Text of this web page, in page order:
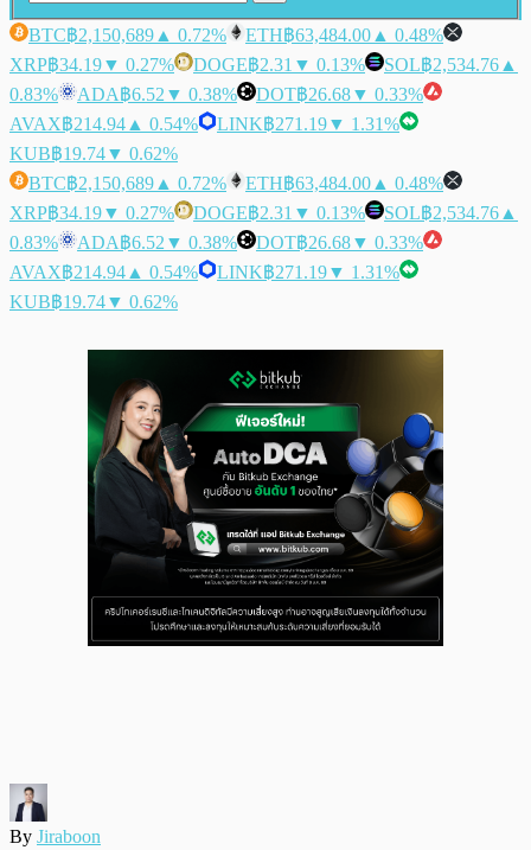
BTC฿2,150,689 ▲ 0.72% ETH฿63,484.00 ▲ 0.48%
XRP฿34.19▼ 0.27% DOGE฿2.31 ▼ 0.13% SOL฿2,534.76 ▲
0.83%
ADA฿6.52 ▼ 0.38% DOT฿26.68▼ 0.33%
AVAX฿214.94 ▲ 0.54% LINK฿271.19▼ 1.31%
KUB฿19.74▼ 0.62%
BTC฿2,150,689 ▲ 0.72% ETH฿63,484.00 ▲ 0.48%
XRP฿34.19▼ 0.27% DOGE฿2.31 ▼ 0.13% SOL฿2,534.76 ▲
0.83%
ADA฿6.52 ▼ 0.38% DOT฿26.68▼ 0.33%
AVAX฿214.94 ▲ 0.54% LINK฿271.19▼ 1.31%
KUB฿19.74▼ 0.62%
By Jiraboon